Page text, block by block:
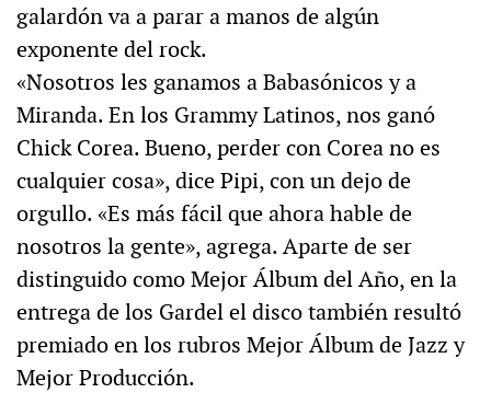
galardón va a parar a manos de algún
exponente del rock.
«Nosotros les ganamos a Babasónicos y a
Miranda. En los Grammy Latinos, nos ganó
Chick Corea. Bueno, perder con Corea no es
cualquier cosa», dice Pipi, con un dejo de
orgullo. «Es más fácil que ahora hable de
nosotros la gente», agrega. Aparte de ser
distinguido como Mejor Álbum del Año, en la
entrega de los Gardel el disco también resultó
premiado en los rubros Mejor Álbum de Jazz y
Mejor Producción.